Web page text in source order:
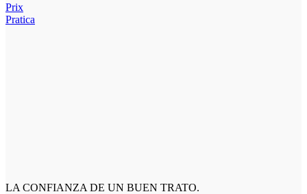
Prix
Pratica
LA CONFIANZA DE UN BUEN TRATO.